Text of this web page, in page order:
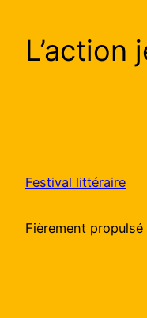
L’action
Festival littéraire
Fièrement propulsé